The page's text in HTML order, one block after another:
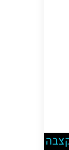
נכות וקצבה